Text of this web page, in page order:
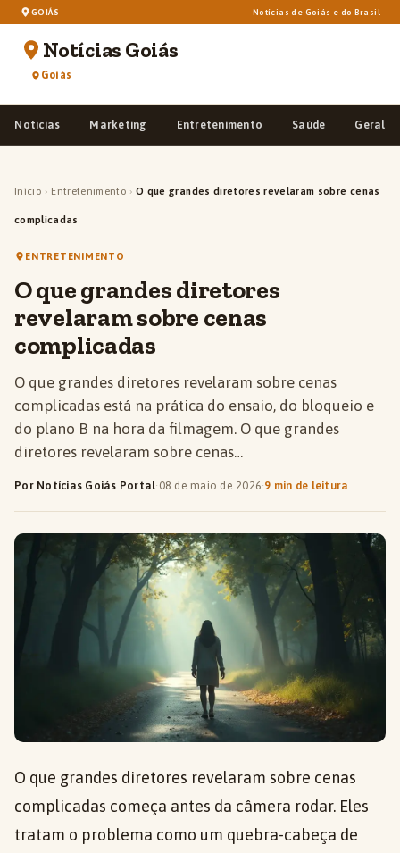
GOIÁS Notícias de Goiás e do Brasil
Notícias Goiás
Goiás
Notícias Marketing Entretenimento Saúde Geral
Início › Entretenimento › O que grandes diretores revelaram sobre cenas
complicadas
ENTRETENIMENTO
O que grandes diretores
revelaram sobre cenas
complicadas
O que grandes diretores revelaram sobre cenas
complicadas está na prática do ensaio, do bloqueio e
do plano B na hora da filmagem. O que grandes
diretores revelaram sobre cenas…
Por Notícias Goiás Portal· 08 de maio de 2026·9 min de leitura
O que grandes diretores revelaram sobre cenas
complicadas começa antes da câmera rodar. Eles
tratam o problema como um quebra-cabeça de